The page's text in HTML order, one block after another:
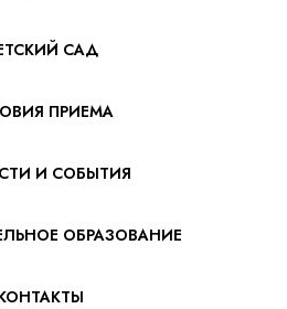
САД
ПРИЕМА
И СОБЫТИЯ
ОБРАЗОВАНИЕ